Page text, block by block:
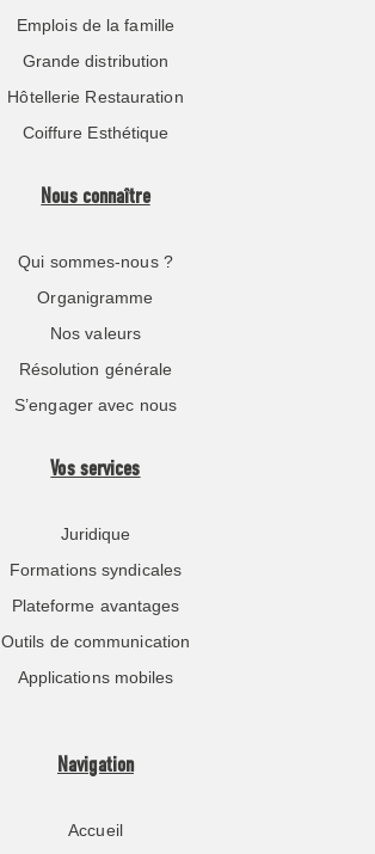
Emplois de la famille
Grande distribution
Hôtellerie Restauration
Coiffure Esthétique
Nous connaître
Qui sommes-nous ?
Organigramme
Nos valeurs
Résolution générale
S’engager avec nous
Vos services
Juridique
Formations syndicales
Plateforme avantages
Outils de communication
Applications mobiles
Navigation
Accueil